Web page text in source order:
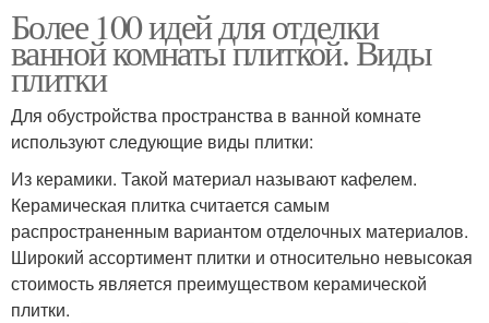
Более 100 идей для отделки
ванной комнаты плиткой. Виды
плитки
Для обустройства пространства в ванной комнате
используют следующие виды плитки:
Из керамики. Такой материал называют кафелем.
Керамическая плитка считается самым
распространенным вариантом отделочных материалов.
Широкий ассортимент плитки и относительно невысокая
стоимость является преимуществом керамической
плитки.